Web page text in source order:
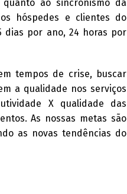
ao sincronismo da
hóspedes e clientes do
dias por ano, 24 horas por
tempos de crise, buscar
a qualidade nos serviços
X qualidade das
As nossas metas são
as novas tendências do